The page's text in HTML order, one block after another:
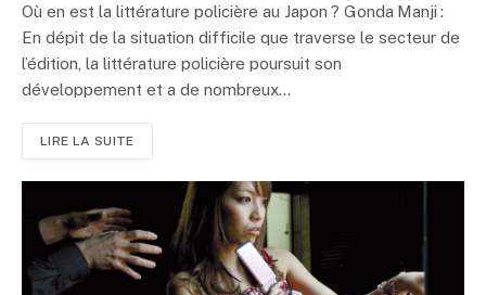
Où en est la littérature policière au Japon ? Gonda Manji :
En dépit de la situation difficile que traverse le secteur de
l’édition, la littérature policière poursuit son
développement et a de nombreux...
LIRE LA SUITE